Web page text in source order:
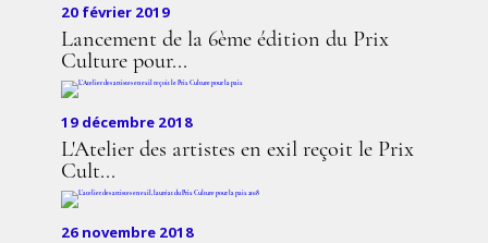
20 février 2019
Lancement de la 6ème édition du Prix
Culture pour...
19 décembre 2018
L'Atelier des artistes en exil reçoit le Prix
Cult...
26 novembre 2018